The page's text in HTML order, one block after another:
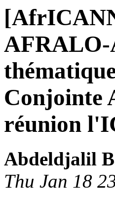
AFRALO-
Conjointe
réunion
Abdeldjalil
Thu Jan 18